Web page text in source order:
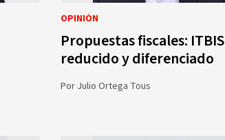
OPINIÓN
Propuestas fiscales: ITBIS
reducido y diferenciado
Por Julio Ortega Tous